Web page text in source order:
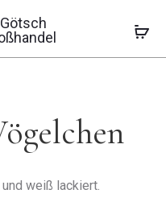
ROTES
weiß lackiert.